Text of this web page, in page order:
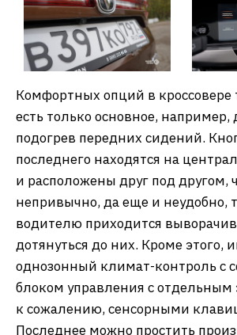
Комфортных опций в кроссовере
есть только основное,
подогрев передних сидений.
последнего находятся на
и расположены друг под другом,
непривычно, да еще и неудобно,
водителю приходится
дотянуться до них. Кроме этого,
однозонный климат-контроль с
блоком управления с
к сожалению, сенсорными
Последнее можно простить